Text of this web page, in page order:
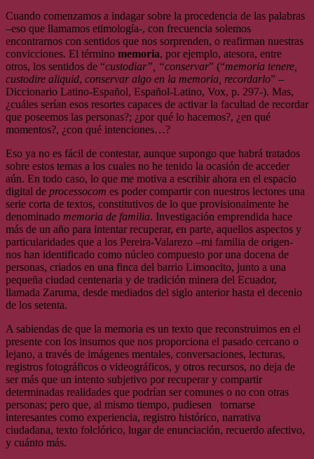
Cuando comenzamos a indagar sobre la procedencia de las palabras
–eso que llamamos etimología-, con frecuencia solemos
encontrarnos con sentidos que nos sorprenden, o reafirman nuestras
convicciones. El término memoria, por ejemplo, atesora, entre
otros, los sentidos de “custodiar”, “conservar” (“memoria tenere,
custodire aliquid, conservar algo en la memoria, recordarlo” –
Diccionario Latino-Español, Español-Latino, Vox, p. 297-). Mas,
¿cuáles serían esos resortes capaces de activar la facultad de recordar
que poseemos las personas?; ¿por qué lo hacemos?, ¿en qué
momentos?, ¿con qué intenciones…?
Eso ya no es fácil de contestar, aunque supongo que habrá tratados
sobre estos temas a los cuales no he tenido la ocasión de acceder
aún. En todo caso, lo que me motiva a escribir ahora en el espacio
digital de processocom es poder compartir con nuestros lectores una
serie corta de textos, constitutivos de lo que provisionalmente he
denominado memoria de familia. Investigación emprendida hace
más de un año para intentar recuperar, en parte, aquellos aspectos y
particularidades que a los Pereira-Valarezo –mi familia de origen-
nos han identificado como núcleo compuesto por una docena de
personas, criados en una finca del barrio Limoncito, junto a una
pequeña ciudad centenaria y de tradición minera del Ecuador,
llamada Zaruma, desde mediados del siglo anterior hasta el decenio
de los setenta.
A sabiendas de que la memoria es un texto que reconstruimos en el
presente con los insumos que nos proporciona el pasado cercano o
lejano, a través de imágenes mentales, conversaciones, lecturas,
registros fotográficos o videográficos, y otros recursos, no deja de
ser más que un intento subjetivo por recuperar y compartir
determinadas realidades que podrían ser comunes o no con otras
personas; pero que, al mismo tiempo, pudiesen tornarse
interesantes como experiencia, registro histórico, narrativa
ciudadana, texto folclórico, lugar de enunciación, recuerdo afectivo,
y cuánto más.